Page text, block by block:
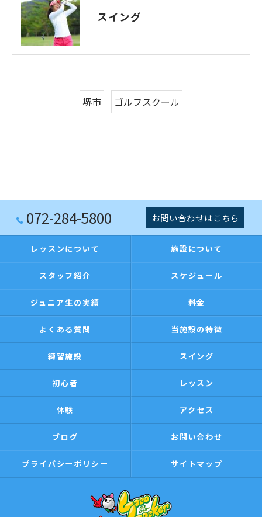
スイング
堺市 ゴルフスクール
072-284-5800 お問い合わせはこちら
レッスンについて 施設について
スタッフ紹介 スケジュール
ジュニア生の実績 料金
よくある質問 当施設の特徴
練習施設 スイング
初心者 レッスン
体験 アクセス
ブログ お問い合わせ
プライバシーポリシー サイトマップ